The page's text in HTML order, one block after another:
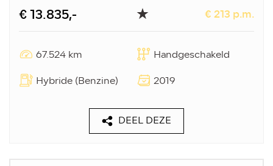
€ 13.835,- € 213 p.m.
67.524 km
Handgeschakeld
Hybride (Benzine)
2019
DEEL DEZE